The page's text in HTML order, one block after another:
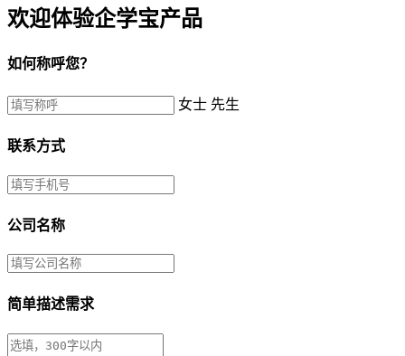
欢迎体验企学宝产品
如何称呼您？
女士 先生
联系方式
公司名称
简单描述需求